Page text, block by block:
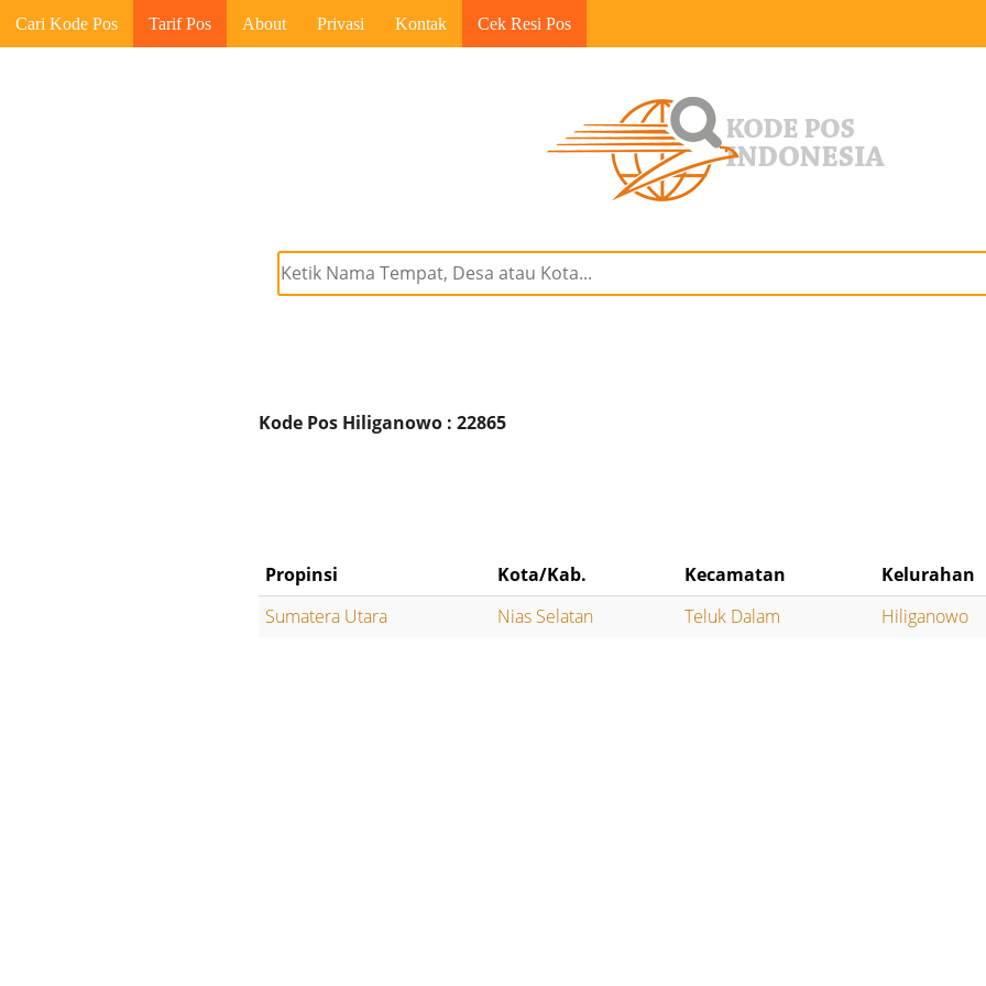
Cari Kode Pos Tarif Pos About Privasi Kontak Cek Resi Pos
Kode Pos Hiliganowo : 22865
Propinsi Kota/Kab. Kecamatan
Kelurahan
Sumatera Utara
Nias Selatan Teluk Dalam Hiliganowo